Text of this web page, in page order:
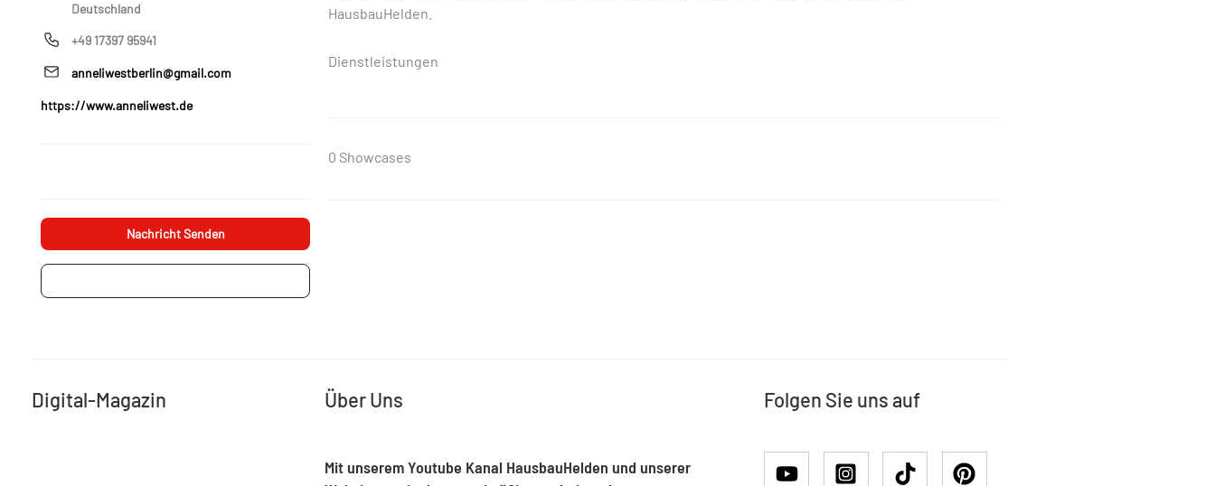
Deutschland
+49 17397 95941
anneliwestberlin@gmail.com
https://www.anneliwest.de
Nachricht Senden
HausbauHelden.
Dienstleistungen
0 Showcases
Digital-Magazin Über Uns
Mit unserem Youtube Kanal HausbauHelden und unserer
Folgen Sie uns auf